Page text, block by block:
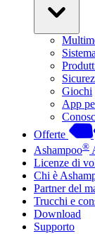
Sistema
Giochi
App
Offerte
Ashampoo®
Licenze di
Chi è
Partner del
Trucchi e
Download
Supporto